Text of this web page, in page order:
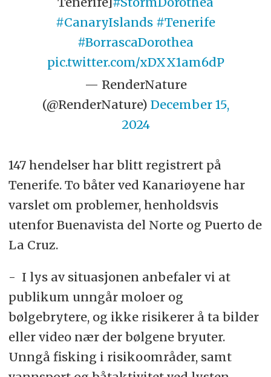
#CanaryIslands #Tenerife
#BorrascaDorothea
pic.twitter.com/xDXX1am6dP
— RenderNature
(@RenderNature) December 15,
2024
147 hendelser har blitt registrert på
Tenerife. To båter ved Kanariøyene har
varslet om problemer, henholdsvis
utenfor Buenavista del Norte og Puerto de
La Cruz.
- I lys av situasjonen anbefaler vi at
publikum unngår moloer og
bølgebrytere, og ikke risikerer å ta bilder
eller video nær der bølgene bryuter.
Unngå fisking i risikoområder, samt